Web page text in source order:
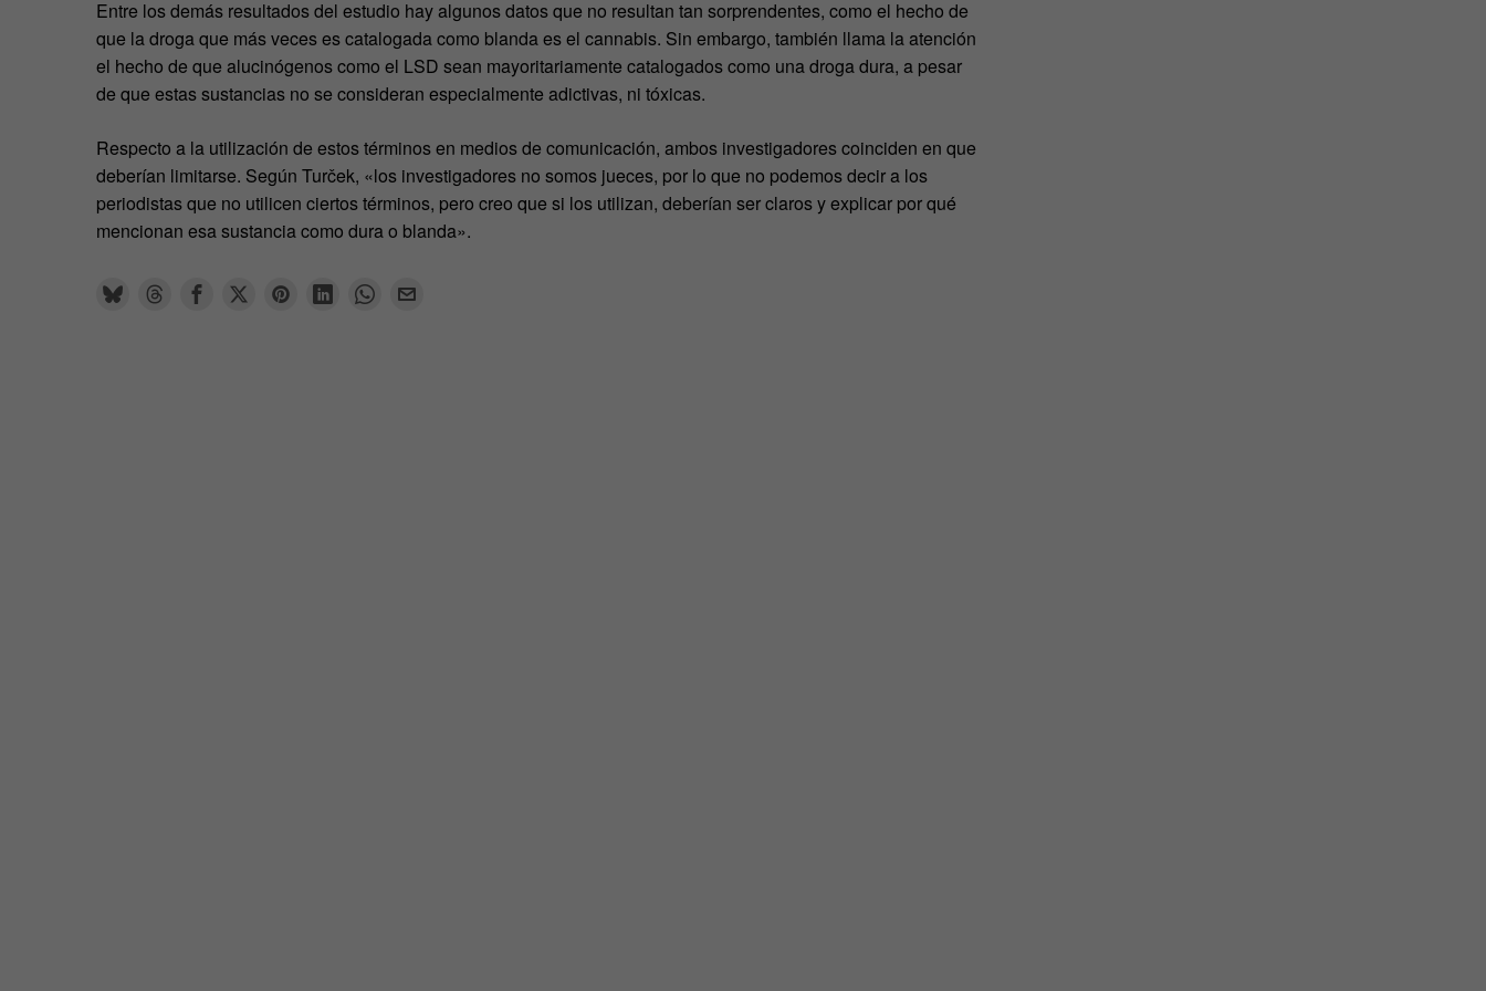
Entre los demás resultados del estudio hay algunos datos que no resultan tan sorprendentes, como el hecho de
que la droga que más veces es catalogada como blanda es el cannabis. Sin embargo, también llama la atención
el hecho de que alucinógenos como el LSD sean mayoritariamente catalogados como una droga dura, a pesar
de que estas sustancias no se consideran especialmente adictivas, ni tóxicas.
Respecto a la utilización de estos términos en medios de comunicación, ambos investigadores coinciden en que
deberían limitarse. Según Turček, «los investigadores no somos jueces, por lo que no podemos decir a los
periodistas que no utilicen ciertos términos, pero creo que si los utilizan, deberían ser claros y explicar por qué
mencionan esa sustancia como dura o blanda».